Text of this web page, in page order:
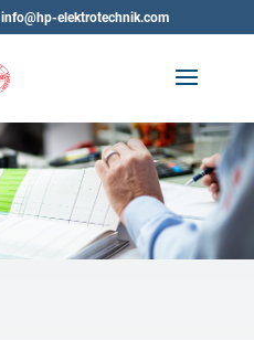
info@hp-elektrotechnik.com